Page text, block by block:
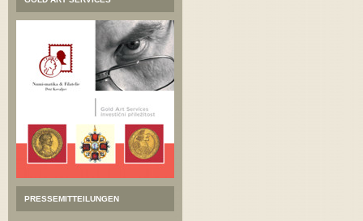
PRESSEMITTEILUNGEN